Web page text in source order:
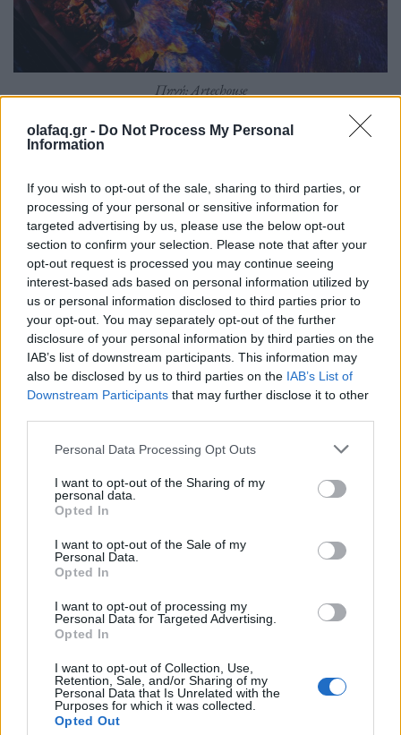
olafaq.gr - Do Not Process My Personal
Information
If you wish to opt-out of the sale, sharing to third parties, or
processing of your personal or sensitive information for
targeted advertising by us, please use the below opt-out
section to confirm your selection. Please note that after your
opt-out request is processed you may continue seeing
interest-based ads based on personal information utilized by
us or personal information disclosed to third parties prior to
your opt-out. You may separately opt-out of the further
disclosure of your personal information by third parties on the
IAB’s list of downstream participants. This information may
also be disclosed by us to third parties on the IAB’s List of
Downstream Participants that may further disclose it to other
Personal Data Processing Opt Outs
I want to opt-out of the Sharing of my
personal data.
Opted In
I want to opt-out of the Sale of my
Personal Data.
Opted In
I want to opt-out of processing my
Personal Data for Targeted Advertising.
Opted In
I want to opt-out of Collection, Use,
Retention, Sale, and/or Sharing of my
Personal Data that Is Unrelated with the
Purposes for which it was collected.
Opted Out
Πηγή: Artechouse
Στο ARTECHOUSE είδαν τις δυνατότητες
χρήσης εξοπλισμού τελευταίας λέξης της
τεχνολογίας για να απεικονίσουν γαλαξιακά
φαινόμενα τα οποία κατά κανόνα δεν είναι ορατά δια
γυμνού οφθαλμού.
«Θεωρούμε ότι η τέχνη, η επιστήμη και η
τεχνολογία μπορούν να συναντηθούν για να
προσφέρουν μια γοητευτική εμπειρία, και αυτή η
αυτών των κόσμων» υπογράμμισε ο Sandro
Kereselidze, συνιδρυτής του ARTECHOUSE.
Αγκυροβολώντας σε ένα κινηματογραφικό ταξίδι 25
λεπτών μέσα από μια μαγευτική οπτικοακουστική
ερμηνεία του τρόπου με τον οποίο έχουμε βιώσει το
φως με την πάροδο του χρόνου, η έκθεση
παρουσιάζεται στη σημερινή τεχνολογία προβολής